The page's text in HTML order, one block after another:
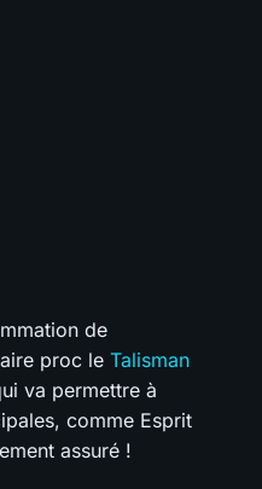
de
proc le Talisman
va permettre à
comme Esprit
assuré !